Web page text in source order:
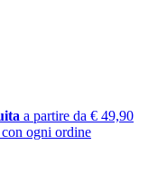
a partire da € 49,90
con ogni ordine